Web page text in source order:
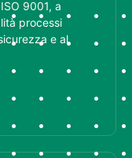
9001, a
processi
e al